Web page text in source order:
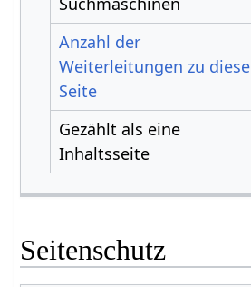
Anzahl der
Weiterleitungen zu
Seite
Gezählt als eine
Inhaltsseite
Seitenschutz